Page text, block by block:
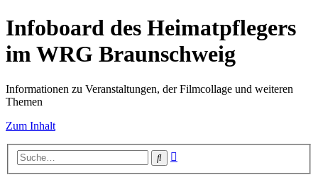
Infoboard des Heimatpflegers
im WRG Braunschweig
Informationen zu Veranstaltungen, der Filmcollage und weiteren
Themen
Zum Inhalt
Suche